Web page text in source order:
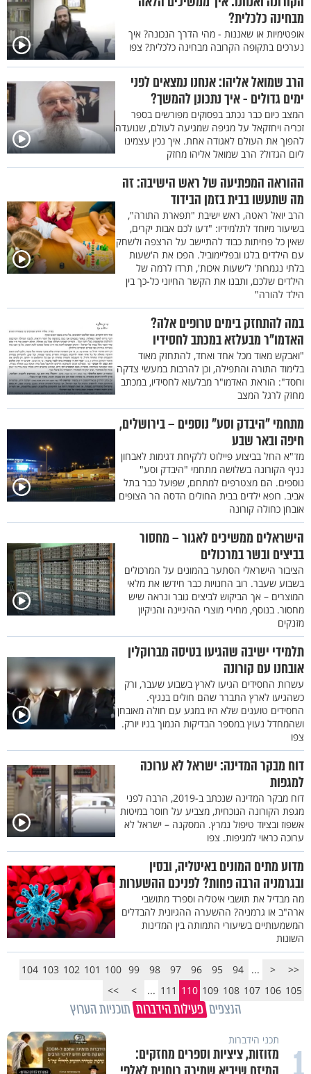
מבחינה כלכלית?
אופטימיות או שאננות - מהי הדרך הנכונה? איך
נערכים בתקופה הקרובה מבחינה כלכלית? צפו
הרב שמואל אליהו: אנחנו נמצאים לפני
ימים גדולים - איך נתכונן להמשך?
המצב כיום כבר נכתב בפסוקים מפורשים בספר
זכריה ויחזקאל על מגיפה שמגיעה לעולם, שנועדה
להפוך את העולם לאגודה אחת. איך נכין עצמינו
ליום הגדול? הרב שמואל אליהו מחזק
ההוראה המפתיעה של ראש הישיבה: זה
מה שתעשו בבית בזמן הבידוד
הרב יואל ראטה, ראש ישיבת "תפארת התורה",
בשיעור מיוחד לתלמידיו: "דעו לכם אבות יקרים,
שאין כל פחיתות כבוד להתיישב על הרצפה ולשחק
עם הילדים בלגו ובפליימוביל. הפכו את ה'שעות
בלתי נגמרות' ל'שעות איכות', תרדו לרמה של
הילדים שלכם, ותבנו את הקשר החיוני כל-כך בין
הילד להורה"
במה להתחזק בימים טרופים אלה?
האדמו"ר מבעלזא במכתב לחסידיו
"ואבקש מאוד מכל אחד ואחד, להתחזק מאוד
בלימוד התורה והתפילה, וכן להרבות במעשי צדקה
וחסד": הוראת האדמו"ר מבלעזא לחסידיו, במכתב
מחזק לרגל המצב
מתחמי "היבדק וסע" נוספים – בירושלים,
חיפה ובאר שבע
מד"א החל בביצוע פיילוט ללקיחת דגימות לאבחון
נגיף הקורונה בשלושה מתחמי "היבדק וסע"
נוספים. הם מצטרפים למתחם, שפועל כבר בתל
אביב. רופא ילדים בבית החולים הדסה הר הצופים
אובחן כחולה קורונה
הישראלים ממשיכים לאגור – מחסור
בביצים ובשר במרכולים
הציבור הישראלי הסתער בהמונים על המרכולים
בשבוע שעבר. רוב החנויות כבר חידשו את מלאי
המוצרים – אך הביקוש לביצים גובר ונראה שיש
מחסור. בנוסף, מחירי מוצרי ההיגיינה והניקיון
מזנקים
תלמידי ישיבה שהגיעו בטיסה מברוקלין
אובחנו עם קורונה
עשרות החסידים הגיעו לארץ בשבוע שעבר, ורק
כשהגיעו לארץ התברר שהם חולים בנגיף.
החסידים טוענים שלא היו במגע עם חולה מאובחן
ושהמחדל נעוץ במספר הבדיקות הנמוך בניו יורק.
צפו
דוח מבקר המדינה: ישראל לא ערוכה
למגפות
דוח מבקר המדינה שנכתב ב-2019, הרבה לפני
מגפת הקורונה הנוכחית, מצביע על חוסר במיטות
אשפוז ובציוד טיפול נמרץ. המסקנה – ישראל לא
ערוכה כראוי למגיפות. צפו
מדוע מתים המונים באיטליה, ובסין
ובגרמניה הרבה פחות? לפניכם ההשערות
מה מבדיל את תושבי איטליה וספרד מתושבי
ארה"ב או גרמניה? ההשערה ההגיונית להבדלים
המשמעותיים בשיעורי התמותה בין המדינות
השונות
<<
<
...
94
95
96
97
98
99
100
101
102
103
104
105
106
107
108
109
110
111
...
>
>>
הנצפים פעילות הידברות תוכניות הערוץ
תכני הידברות
מזוזות, ציציות וספרים מחזקים: